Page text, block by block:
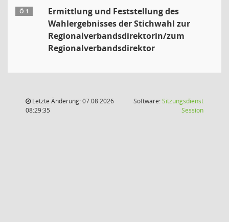
Ö 1
Ermittlung und Feststellung des
Wahlergebnisses der Stichwahl zur
Regionalverbandsdirektorin/zum
Regionalverbandsdirektor
Letzte Änderung: 07.08.2026
08:29:35
Software:Sitzungsdienst
Session(Wird in